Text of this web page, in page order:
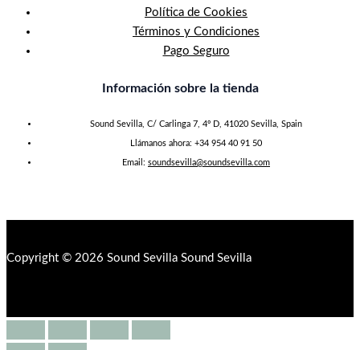
Política de Cookies
Términos y Condiciones
Pago Seguro
Información sobre la tienda
Sound Sevilla, C/ Carlinga 7, 4º D, 41020 Sevilla, Spain
Llámanos ahora: +34 954 40 91 50
Email: soundsevilla@soundsevilla.com
Copyright © 2026 Sound Sevilla Sound Sevilla